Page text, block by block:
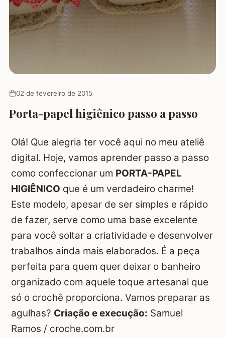
02 de fevereiro de 2015
Porta-papel higiênico passo a passo
Olá! Que alegria ter você aqui no meu ateliê
digital. Hoje, vamos aprender passo a passo
como confeccionar um PORTA-PAPEL
HIGIÊNICO que é um verdadeiro charme!
Este modelo, apesar de ser simples e rápido
de fazer, serve como uma base excelente
para você soltar a criatividade e desenvolver
trabalhos ainda mais elaborados. É a peça
perfeita para quem quer deixar o banheiro
organizado com aquele toque artesanal que
só o crochê proporciona. Vamos preparar as
agulhas? Criação e execução: Samuel
Ramos / croche.com.br